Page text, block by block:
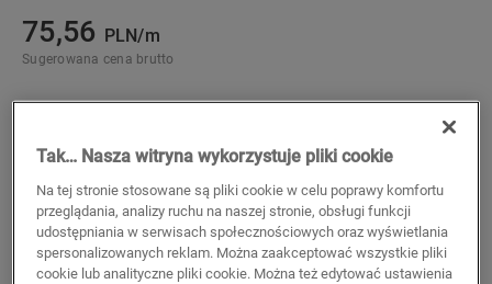
75,56 PLN/m
Sugerowana cena brutto
WYSZUKAJ
Właściwości produktu
Tak… Nasza witryna wykorzystuje pliki cookie
Na tej stronie stosowane są pliki cookie w celu poprawy komfortu
przeglądania, analizy ruchu na naszej stronie, obsługi funkcji
udostępniania w serwisach społecznościowych oraz wyświetlania
spersonalizowanych reklam. Można zaakceptować wszystkie pliki
cookie lub analityczne pliki cookie. Można też edytować ustawienia